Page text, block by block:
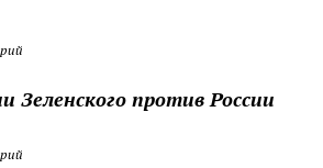
Зеленского против России